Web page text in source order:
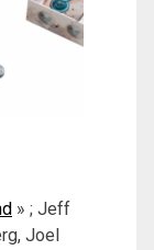
» ; Jeff
Joel